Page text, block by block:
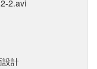
2.avi
設計